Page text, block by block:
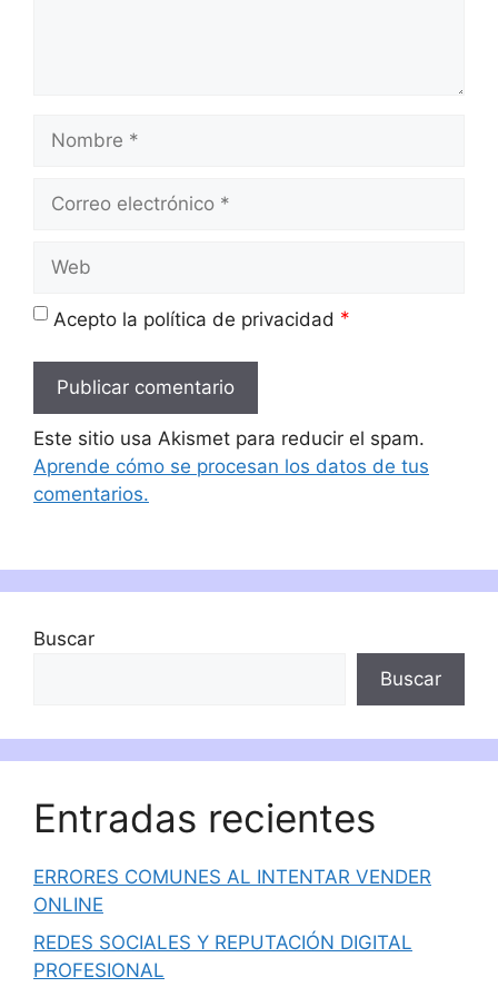
electrónico
Acepto la política de privacidad *
Este sitio usa Akismet para reducir el spam.
Aprende cómo se procesan los datos de tus
comentarios.
Buscar
Buscar
Entradas recientes
ERRORES COMUNES AL INTENTAR VENDER
ONLINE
REDES SOCIALES Y REPUTACIÓN DIGITAL
PROFESIONAL